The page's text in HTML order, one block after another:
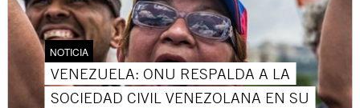
NOTICIA
VENEZUELA: ONU RESPALDA A LA
SOCIEDAD CIVIL VENEZOLANA EN SU